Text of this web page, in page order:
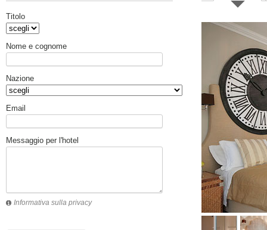
Titolo
Nome e cognome
Nazione
Email
Messaggio per l'hotel
Informativa sulla privacy